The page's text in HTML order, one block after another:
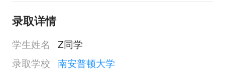
录取详情
学生姓名
Z同学
录取学校 南安普顿大学